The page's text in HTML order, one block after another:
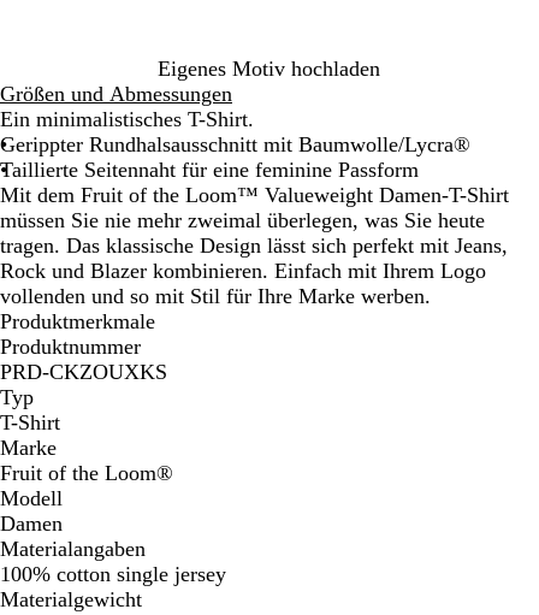
u
u
m
e
n
g
e
l
b
r
t
Eigenes Motiv hochladen
Größen und Abmessungen
Ein minimalistisches T-Shirt.
Gerippter Rundhalsausschnitt mit Baumwolle/Lycra®
Taillierte Seitennaht für eine feminine Passform
Mit dem Fruit of the Loom™ Valueweight Damen-T-Shirt
müssen Sie nie mehr zweimal überlegen, was Sie heute
tragen. Das klassische Design lässt sich perfekt mit Jeans,
Rock und Blazer kombinieren. Einfach mit Ihrem Logo
vollenden und so mit Stil für Ihre Marke werben.
Produktmerkmale
Produktnummer
PRD-CKZOUXKS
Typ
T-Shirt
Marke
Fruit of the Loom®
Modell
Damen
Materialangaben
100% cotton single jersey
Materialgewicht